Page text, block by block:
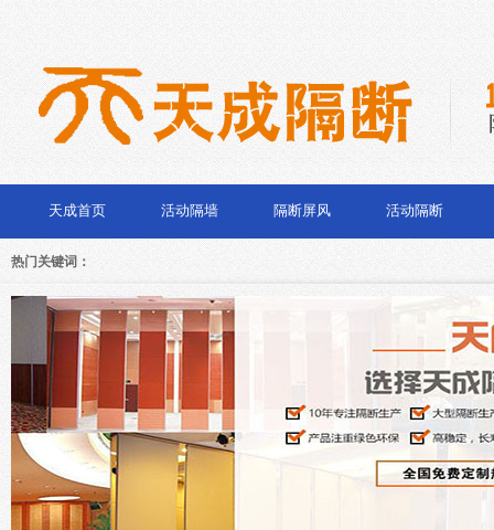
天成首页 活动隔墙 隔断屏风 活动隔断
隔断门 隔断柜
热门关键词：